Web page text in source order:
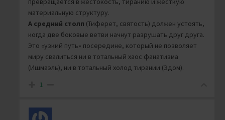
материальную структуру.
А средний столп (Тиферет, святость) должен устоять,
когда две боковые ветви начнут разрушать друг друга.
Это «узкий путь» посередине, который не позволяет
миру свалиться ни в тотальный хаос фанатизма
(Ишмаэль), ни в тотальный холод тирании (Эдом).
1